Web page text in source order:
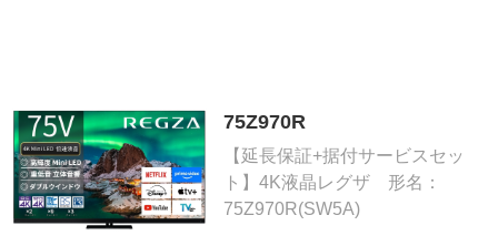
75Z970R
【延長保証+据付サービスセッ
ト】4K液晶レグザ 形名：
75Z970R(SW5A)